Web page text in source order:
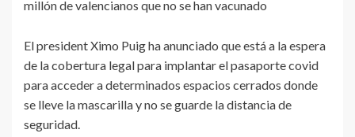
millón de valencianos que no se han vacunado
El president Ximo Puig ha anunciado que está a la espera
de la cobertura legal para implantar el pasaporte covid
para acceder a determinados espacios cerrados donde
se lleve la mascarilla y no se guarde la distancia de
seguridad.